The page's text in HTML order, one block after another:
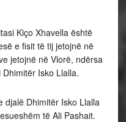
Kiço Xhavella është
e fisit të tij jetojnë në
jetojnë në Vlorë, ndërsa
Isko Llalla.
djalë Dhimitër Isko Llalla
të Ali Pashait.